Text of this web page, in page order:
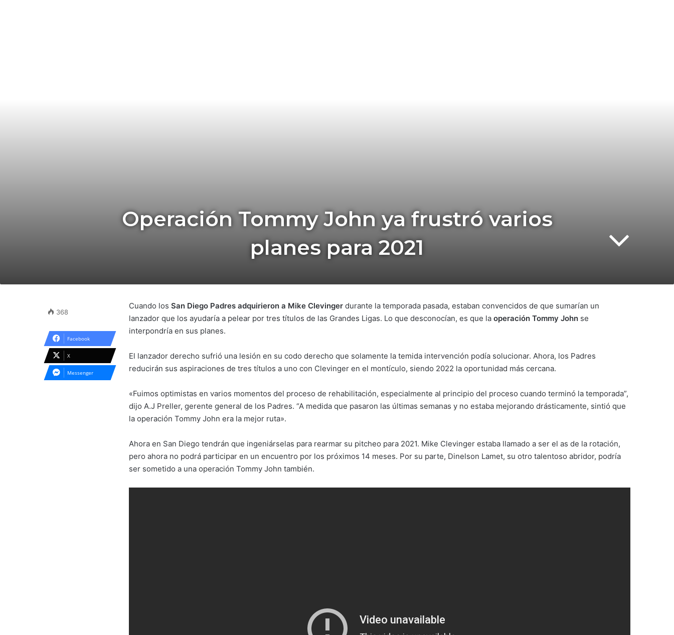
Operación Tommy John ya frustró varios
planes para 2021
Cuando los San Diego Padres adquirieron a Mike Clevinger durante la temporada pasada, estaban convencidos de que sumarían un
lanzador que los ayudaría a pelear por tres títulos de las Grandes Ligas. Lo que desconocían, es que la operación Tommy John se
interpondría en sus planes.
El lanzador derecho sufrió una lesión en su codo derecho que solamente la temida intervención podía solucionar. Ahora, los Padres
reducirán sus aspiraciones de tres títulos a uno con Clevinger en el montículo, siendo 2022 la oportunidad más cercana.
«Fuimos optimistas en varios momentos del proceso de rehabilitación, especialmente al principio del proceso cuando terminó la temporada”,
dijo A.J Preller, gerente general de los Padres. “A medida que pasaron las últimas semanas y no estaba mejorando drásticamente, sintió que
la operación Tommy John era la mejor ruta».
Ahora en San Diego tendrán que ingeniárselas para rearmar su pitcheo para 2021. Mike Clevinger estaba llamado a ser el as de la rotación,
pero ahora no podrá participar en un encuentro por los próximos 14 meses. Por su parte, Dinelson Lamet, su otro talentoso abridor, podría
ser sometido a una operación Tommy John también.
368
Facebook
X
Messenger